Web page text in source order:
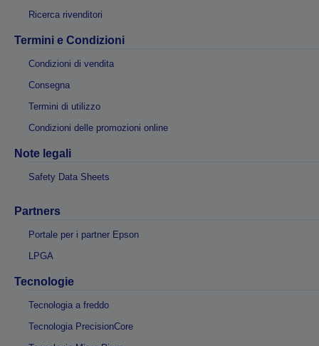
Ricerca rivenditori
Termini e Condizioni
Condizioni di vendita
Consegna
Termini di utilizzo
Condizioni delle promozioni online
Note legali
Safety Data Sheets
Partners
Portale per i partner Epson
LPGA
Tecnologie
Tecnologia a freddo
Tecnologia PrecisionCore